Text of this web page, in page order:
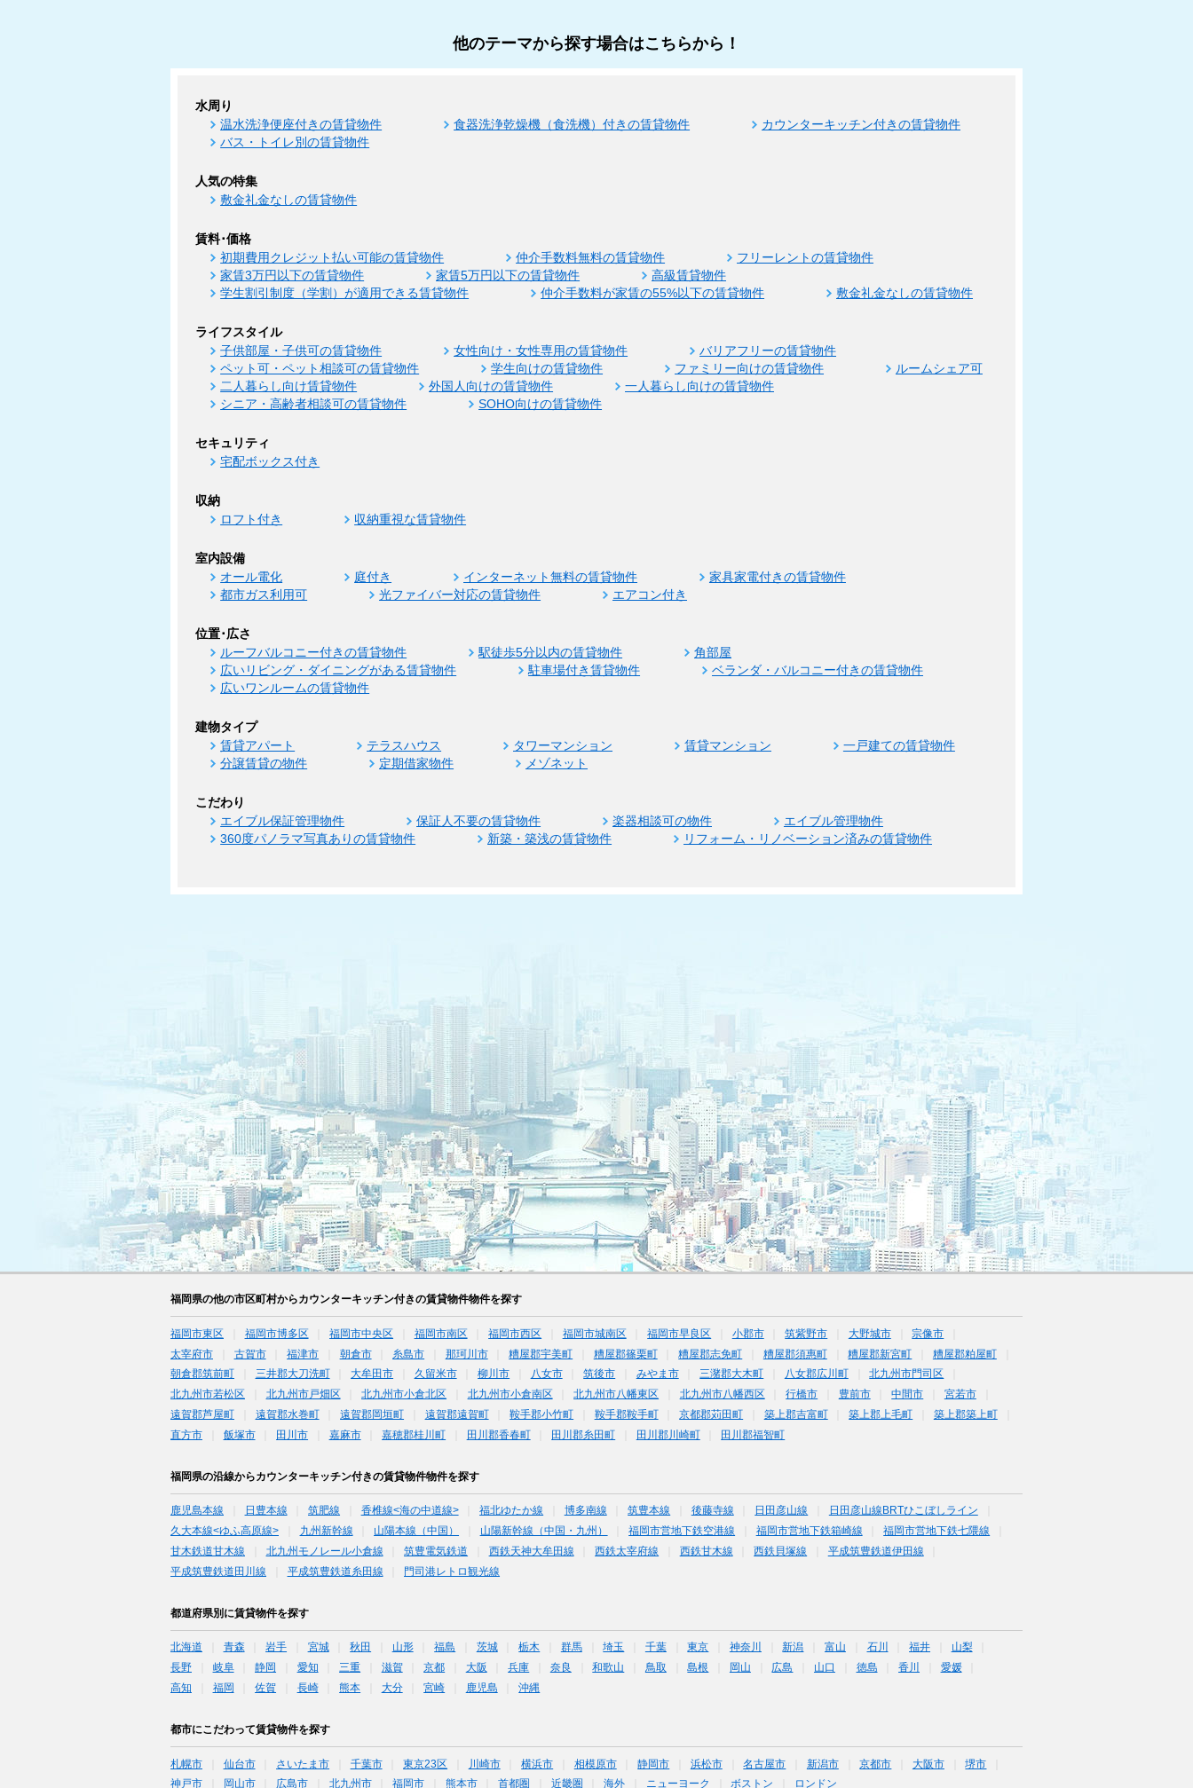
他のテーマから探す場合はこちらから！
水周り
温水洗浄便座付きの賃貸物件 食器洗浄乾燥機（食洗機）付きの賃貸物件
カウンターキッチン付きの賃貸物件
バス・トイレ別の賃貸物件
人気の特集
敷金礼金なしの賃貸物件
賃料･価格
初期費用クレジット払い可能の賃貸物件 仲介手数料無料の賃貸物件
フリーレントの賃貸物件
家賃3万円以下の賃貸物件
家賃5万円以下の賃貸物件
高級賃貸物件
学生割引制度（学割）が適用できる賃貸物件
仲介手数料が家賃の55%以下の賃貸物件 敷金礼金なしの賃貸物件
ライフスタイル
子供部屋・子供可の賃貸物件 女性向け・女性専用の賃貸物件
バリアフリーの賃貸物件
ペット可・ペット相談可の賃貸物件
学生向けの賃貸物件 ファミリー向けの賃貸物件
ルームシェア可
二人暮らし向け賃貸物件
外国人向けの賃貸物件
一人暮らし向けの賃貸物件
シニア・高齢者相談可の賃貸物件
SOHO向けの賃貸物件
セキュリティ
宅配ボックス付き
収納
ロフト付き 収納重視な賃貸物件
室内設備
オール電化 庭付き インターネット無料の賃貸物件
家具家電付きの賃貸物件
都市ガス利用可
光ファイバー対応の賃貸物件 エアコン付き
位置･広さ
ルーフバルコニー付きの賃貸物件 駅徒歩5分以内の賃貸物件
角部屋
広いリビング・ダイニングがある賃貸物件
駐車場付き賃貸物件
ベランダ・バルコニー付きの賃貸物件
広いワンルームの賃貸物件
建物タイプ
賃貸アパート テラスハウス タワーマンション 賃貸マンション
一戸建ての賃貸物件
分譲賃貸の物件
定期借家物件 メゾネット
こだわり
エイブル保証管理物件 保証人不要の賃貸物件 楽器相談可の物件
エイブル管理物件
360度パノラマ写真ありの賃貸物件
新築・築浅の賃貸物件 リフォーム・リノベーション済みの賃貸物件
福岡県の他の市区町村からカウンターキッチン付きの賃貸物件物件を探す
福岡市東区 福岡市博多区 福岡市中央区 福岡市南区 福岡市西区 福岡市城南区 福岡市早良区 小郡市 筑紫野市 大野城市
宗像市
太宰府市
古賀市 福津市 朝倉市 糸島市 那珂川市 糟屋郡宇美町 糟屋郡篠栗町 糟屋郡志免町 糟屋郡須惠町 糟屋郡新宮町
糟屋郡粕屋町
朝倉郡筑前町
三井郡大刀洗町 大牟田市 久留米市 柳川市 八女市 筑後市 みやま市 三潴郡大木町 八女郡広川町
北九州市門司区
北九州市若松区
北九州市戸畑区 北九州市小倉北区 北九州市小倉南区 北九州市八幡東区 北九州市八幡西区 行橋市 豊前市 中間市
宮若市
遠賀郡芦屋町
遠賀郡水巻町 遠賀郡岡垣町 遠賀郡遠賀町 鞍手郡小竹町 鞍手郡鞍手町 京都郡苅田町 築上郡吉富町 築上郡上毛町
築上郡築上町
直方市
飯塚市 田川市 嘉麻市 嘉穂郡桂川町 田川郡香春町 田川郡糸田町 田川郡川崎町 田川郡福智町
福岡県の沿線からカウンターキッチン付きの賃貸物件物件を探す
鹿児島本線 日豊本線 筑肥線 香椎線<海の中道線> 福北ゆたか線 博多南線 筑豊本線 後藤寺線 日田彦山線
日田彦山線BRTひこぼしライン
久大本線<ゆふ高原線>
九州新幹線 山陽本線（中国） 山陽新幹線（中国・九州） 福岡市営地下鉄空港線 福岡市営地下鉄箱崎線
福岡市営地下鉄七隈線
甘木鉄道甘木線
北九州モノレール小倉線 筑豊電気鉄道 西鉄天神大牟田線 西鉄太宰府線 西鉄甘木線 西鉄貝塚線
平成筑豊鉄道伊田線
平成筑豊鉄道田川線
平成筑豊鉄道糸田線 門司港レトロ観光線
都道府県別に賃貸物件を探す
北海道 青森 岩手 宮城 秋田 山形 福島 茨城 栃木 群馬 埼玉 千葉 東京 神奈川 新潟 富山 石川 福井
山梨
長野
岐阜 静岡 愛知 三重 滋賀 京都 大阪 兵庫 奈良 和歌山 鳥取 島根 岡山 広島 山口 徳島 香川
愛媛
高知
福岡 佐賀 長崎 熊本 大分 宮崎 鹿児島 沖縄
都市にこだわって賃貸物件を探す
札幌市 仙台市 さいたま市 千葉市 東京23区 川崎市 横浜市 相模原市 静岡市 浜松市 名古屋市 新潟市 京都市 大阪市
堺市
神戸市
岡山市 広島市 北九州市 福岡市 熊本市 首都圏 近畿圏 海外 ニューヨーク ボストン ロンドン